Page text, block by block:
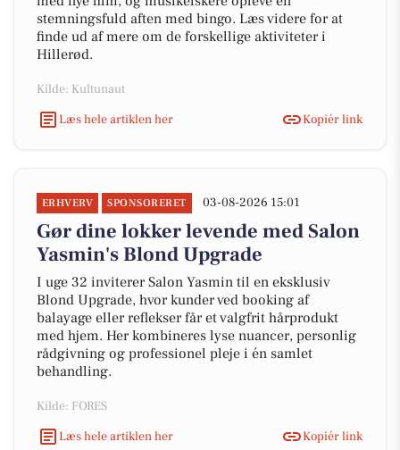
stemningsfuld aften med bingo. Læs videre for at
finde ud af mere om de forskellige aktiviteter i
Hillerød.
Kilde: Kultunaut
Læs hele artiklen her
Kopiér link
ERHVERV SPONSORERET 03-08-2026 15:01
Gør dine lokker levende med Salon
Yasmin's Blond Upgrade
I uge 32 inviterer Salon Yasmin til en eksklusiv
Blond Upgrade, hvor kunder ved booking af
balayage eller reflekser får et valgfrit hårprodukt
med hjem. Her kombineres lyse nuancer, personlig
rådgivning og professionel pleje i én samlet
behandling.
Kilde: FORES
Læs hele artiklen her
Kopiér link